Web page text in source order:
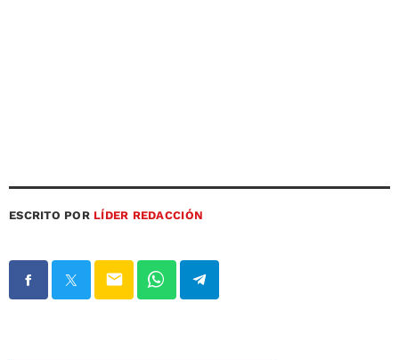
ESCRITO POR LÍDER REDACCIÓN
email